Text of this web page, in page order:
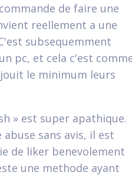
de faire une
reellement a une
subsequemment
pc, et cela c'est
le minimum leurs
» est super apathique.
sans avis, il est
de liker benevolement
une methode ayant